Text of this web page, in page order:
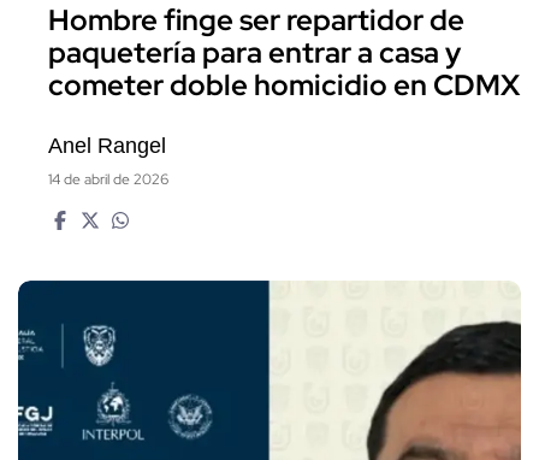
Hombre finge ser repartidor de
paquetería para entrar a casa y
cometer doble homicidio en CDMX
Anel Rangel
14 de abril de 2026